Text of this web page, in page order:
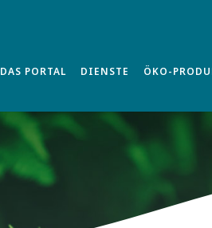
DAS PORTAL DIENSTE ÖKO-